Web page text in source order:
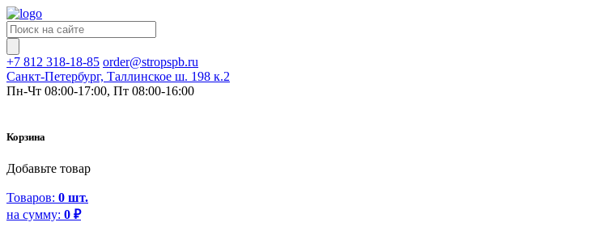
+7 812 318-18-85 order@stropspb.ru
Санкт-Петербург, Таллинское ш. 198 к.2
Пн-Чт 08:00-17:00, Пт 08:00-16:00
Корзина
Добавьте товар
Товаров: 0 шт.
на сумму: 0 ₽